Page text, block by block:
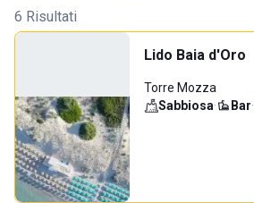
6 Risultati
Lido Baia d'Oro
Torre Mozza
Sabbiosa· Bar·